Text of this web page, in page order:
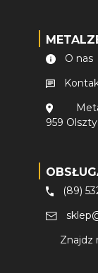
O nas
959
(89)
Znajdz